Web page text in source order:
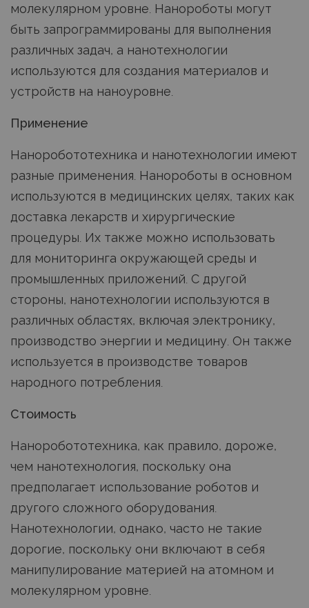
молекулярном уровне. Нанороботы могут
быть запрограммированы для выполнения
различных задач, а нанотехнологии
используются для создания материалов и
устройств на наноуровне.
Применение
Наноробототехника и нанотехнологии имеют
разные применения. Нанороботы в основном
используются в медицинских целях, таких как
доставка лекарств и хирургические
процедуры. Их также можно использовать
для мониторинга окружающей среды и
промышленных приложений. С другой
стороны, нанотехнологии используются в
различных областях, включая электронику,
производство энергии и медицину. Он также
используется в производстве товаров
народного потребления.
Стоимость
Наноробототехника, как правило, дороже,
чем нанотехнология, поскольку она
предполагает использование роботов и
другого сложного оборудования.
Нанотехнологии, однако, часто не такие
дорогие, поскольку они включают в себя
манипулирование материей на атомном и
молекулярном уровне.